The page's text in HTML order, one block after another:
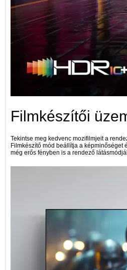
Filmkészítői
Tekintse meg kedvenc mozifilmjeit a
Filmkészítő mód beállítja a képminőséget
még erős fényben is a rendező